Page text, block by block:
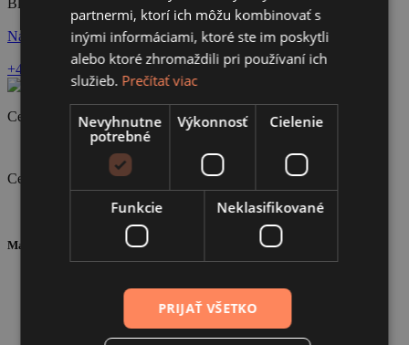
Navštíviť stránku
+420 775 152 911info@podlahybrouk.cz
Certifikát ISO 9001
Certifikát ISO 14001
Mapa stránky
partnermi, ktorí ich môžu kombinovať s
inými informáciami, ktoré ste im poskytli
alebo ktoré zhromaždili pri používaní ich
služieb. Prečítať viac
Nevyhnutne
potrebné
Výkonnosť Cielenie
Funkcie Neklasifikované
PRIJAŤ VŠETKO